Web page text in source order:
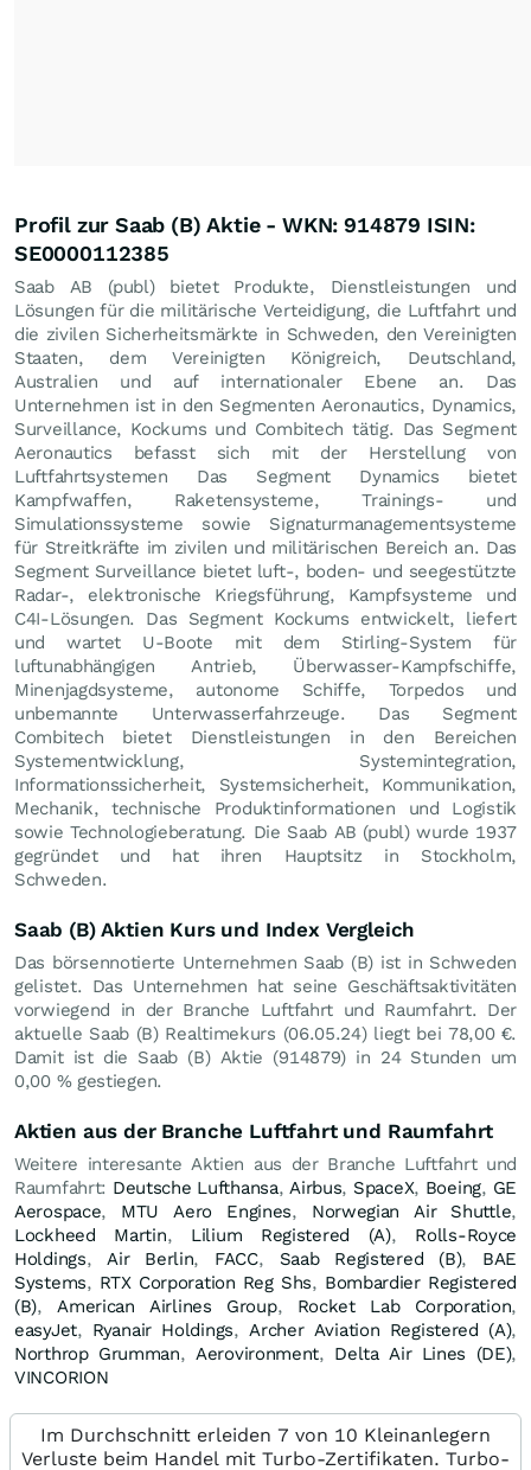
Profil zur Saab (B) Aktie - WKN: 914879 ISIN:
SE0000112385
Saab AB (publ) bietet Produkte, Dienstleistungen und
Lösungen für die militärische Verteidigung, die Luftfahrt und
die zivilen Sicherheitsmärkte in Schweden, den Vereinigten
Staaten, dem Vereinigten Königreich, Deutschland,
Australien und auf internationaler Ebene an. Das
Unternehmen ist in den Segmenten Aeronautics, Dynamics,
Surveillance, Kockums und Combitech tätig. Das Segment
Aeronautics befasst sich mit der Herstellung von
Luftfahrtsystemen Das Segment Dynamics bietet
Kampfwaffen, Raketensysteme, Trainings- und
Simulationssysteme sowie Signaturmanagementsysteme
für Streitkräfte im zivilen und militärischen Bereich an. Das
Segment Surveillance bietet luft-, boden- und seegestützte
Radar-, elektronische Kriegsführung, Kampfsysteme und
C4I-Lösungen. Das Segment Kockums entwickelt, liefert
und wartet U-Boote mit dem Stirling-System für
luftunabhängigen Antrieb, Überwasser-Kampfschiffe,
Minenjagdsysteme, autonome Schiffe, Torpedos und
unbemannte Unterwasserfahrzeuge. Das Segment
Combitech bietet Dienstleistungen in den Bereichen
Systementwicklung, Systemintegration,
Informationssicherheit, Systemsicherheit, Kommunikation,
Mechanik, technische Produktinformationen und Logistik
sowie Technologieberatung. Die Saab AB (publ) wurde 1937
gegründet und hat ihren Hauptsitz in Stockholm,
Schweden.
Saab (B) Aktien Kurs und Index Vergleich
Das börsennotierte Unternehmen Saab (B) ist in Schweden
gelistet. Das Unternehmen hat seine Geschäftsaktivitäten
vorwiegend in der Branche Luftfahrt und Raumfahrt. Der
aktuelle Saab (B) Realtimekurs (06.05.24) liegt bei 78,00 €.
Damit ist die Saab (B) Aktie (914879) in 24 Stunden um
0,00 %gestiegen.
Aktien aus der Branche Luftfahrt und Raumfahrt
Weitere interesante Aktien aus der Branche Luftfahrt und
Raumfahrt: Deutsche Lufthansa,Airbus, SpaceX, Boeing, GE
Aerospace, MTU Aero Engines, Norwegian Air Shuttle,
Lockheed Martin, Lilium Registered (A), Rolls-Royce
Holdings,Air Berlin, FACC, Saab Registered (B), BAE
Systems, RTX Corporation Reg Shs, Bombardier Registered
(B),American Airlines Group, Rocket Lab Corporation,
easyJet, Ryanair Holdings,Archer Aviation Registered (A),
Northrop Grumman,Aerovironment, Delta Air Lines (DE),
VINCORION
Im Durchschnitt erleiden 7 von 10 Kleinanlegern
Verluste beim Handel mit Turbo-Zertifikaten. Turbo-